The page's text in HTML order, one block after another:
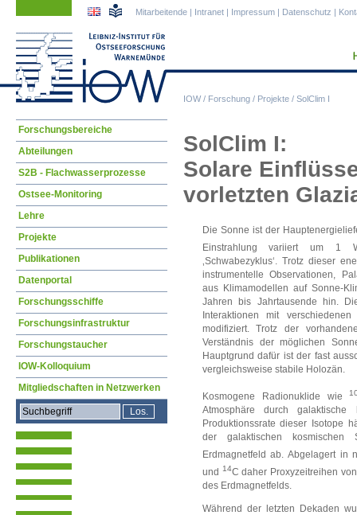
IOW/ Forschung / Projekte / SolClim I
Mitarbeitende | Intranet | Impressum | Datenschutz |
SolClim I:
Solare
vorletzten
Die Sonne ist der
Einstrahlung variiert um 1
‚Schwabezyklus‘. Trotz dieser
instrumentelle Observationen,
aus Klimamodellen auf Sonne-
Jahren bis Jahrtausende hin.
Interaktionen mit
modifiziert. Trotz der
Verständnis der möglichen
Hauptgrund dafür ist der fast
vergleichsweise stabile Holozän.
Kosmogene Radionuklide wie
Atmosphäre durch galaktische
Produktionssrate dieser Isotope
der galaktischen
Erdmagnetfeld ab. Abgelagert in
und
14C daher Proxyzeitreihen
des Erdmagnetfelds.
Während der letzten Dekaden
Navigation
überspringen
Forschungsbereiche
Abteilungen
S2B - Flachwasserprozesse
Ostsee-Monitoring
Lehre
Projekte
Publikationen
Datenportal
Forschungsschiffe
Forschungsinfrastruktur
Forschungstaucher
IOW-Kolloquium
Mitgliedschaften in Netzwerken